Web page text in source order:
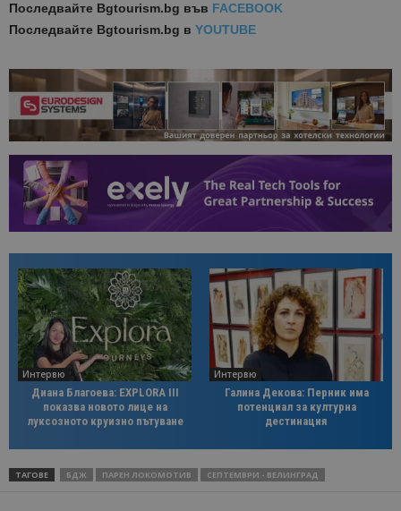
Последвайте Bgtourism.bg във FACEBOOK
Последвайте Bgtourism.bg в YOUTUBE
Интервю
Диана Благоева: EXPLORA III
показва новото лице на
луксозното круизно пътуване
Интервю
Галина Декова: Перник има
потенциал за културна
дестинация
ТАГОВЕ БДЖ ПАРЕН ЛОКОМОТИВ СЕПТЕМВРИ - ВЕЛИНГРАД